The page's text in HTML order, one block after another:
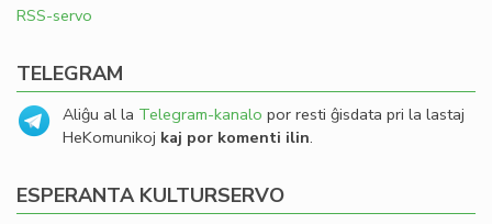
RSS-servo
TELEGRAM
Aliĝu al la Telegram-kanalo por resti ĝisdata pri la lastaj
HeKomunikoj kaj por komenti ilin.
ESPERANTA KULTURSERVO